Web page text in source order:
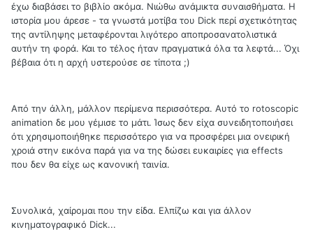
έχω διαβάσει το βιβλίο ακόμα. Νιώθω ανάμικτα συναισθήματα. Η
ιστορία μου άρεσε - τα γνωστά μοτίβα του Dick περί σχετικότητας
της αντίληψης μεταφέρονται λιγότερο αποπροσανατολιστικά
αυτήν τη φορά. Και το τέλος ήταν πραγματικά όλα τα λεφτά... Όχι
βέβαια ότι η αρχή υστερούσε σε τίποτα ;)
Από την άλλη, μάλλον περίμενα περισσότερα. Αυτό το rotoscopic
animation δε μου γέμισε το μάτι. Ίσως δεν είχα συνειδητοποιήσει
ότι χρησιμοποιήθηκε περισσότερο για να προσφέρει μια ονειρική
χροιά στην εικόνα παρά για να της δώσει ευκαιρίες για effects
που δεν θα είχε ως κανονική ταινία.
Συνολικά, χαίρομαι που την είδα. Ελπίζω και για άλλον
κινηματογραφικό Dick...